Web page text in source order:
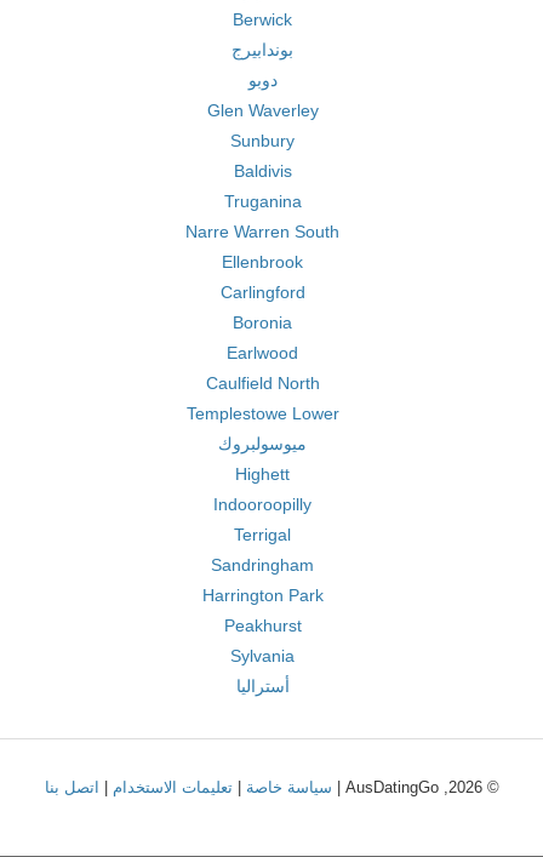
Berwick
بوندابيرج
دوبو
Glen Waverley
Sunbury
Baldivis
Truganina
Narre Warren South
Ellenbrook
Carlingford
Boronia
Earlwood
Caulfield North
Templestowe Lower
ميوسولبروك
Highett
Indooroopilly
Terrigal
Sandringham
Harrington Park
Peakhurst
Sylvania
أستراليا
© 2026, AusDatingGo | سياسة خاصة |تعليمات الاستخدام اتصل بنا